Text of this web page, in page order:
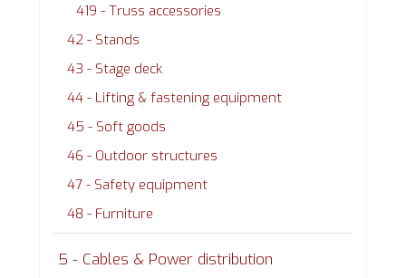
419 - Truss accessories
42 - Stands
43 - Stage deck
44 - Lifting & fastening equipment
45 - Soft goods
46 - Outdoor structures
47 - Safety equipment
48 - Furniture
5 - Cables & Power distribution